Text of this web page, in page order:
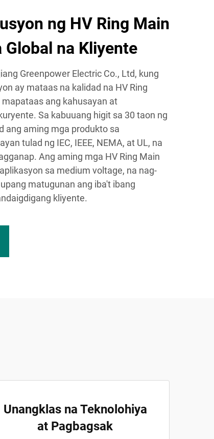
ng HV Ring Main
na Kliyente
Greenpower Electric Co., Ltd, kung
ay mataas na kalidad na HV Ring
ang kahusayan at
Sa kabuuang higit sa 30 taon ng
ang aming mga produkto sa
tulad ng IEC, IEEE, NEMA, at UL, na
Ang aming mga HV Ring Main
sa medium voltage, na nag-
matugunan ang iba't ibang
kliyente.
Unangklas na Teknolohiya
at Pagbagsak